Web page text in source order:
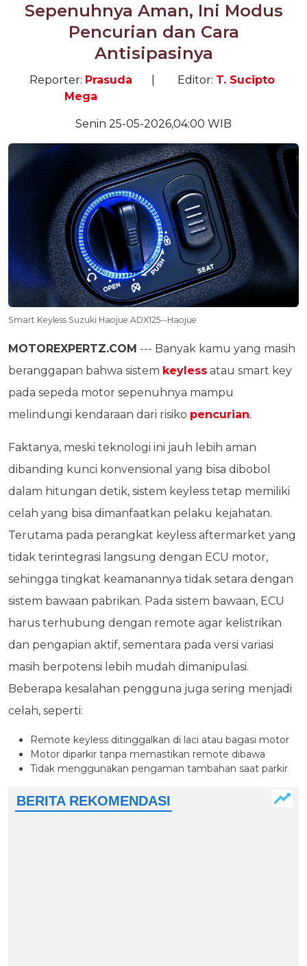
Sepenuhnya Aman, Ini Modus
Pencurian dan Cara
Antisipasinya
Reporter: Prasuda
Mega
Editor: T. Sucipto
Senin 25-05-2026,04:00 WIB
Smart Keyless Suzuki Haojue ADX125--Haojue
MOTOREXPERTZ.COM --- Banyak kamu yang masih
beranggapan bahwa sistem keyless atau smart key
pada sepeda motor sepenuhnya mampu
melindungi kendaraan dari risiko pencurian.
Faktanya, meski teknologi ini jauh lebih aman
dibanding kunci konvensional yang bisa dibobol
dalam hitungan detik, sistem keyless tetap memiliki
celah yang bisa dimanfaatkan pelaku kejahatan.
Terutama pada perangkat keyless aftermarket yang
tidak terintegrasi langsung dengan ECU motor,
sehingga tingkat keamanannya tidak setara dengan
sistem bawaan pabrikan. Pada sistem bawaan, ECU
harus terhubung dengan remote agar kelistrikan
dan pengapian aktif, sementara pada versi variasi
masih berpotensi lebih mudah dimanipulasi.
Beberapa kesalahan pengguna juga sering menjadi
celah, seperti:
Remote keyless ditinggalkan di laci atau bagasi motor
Motor diparkir tanpa memastikan remote dibawa
Tidak menggunakan pengaman tambahan saat parkir